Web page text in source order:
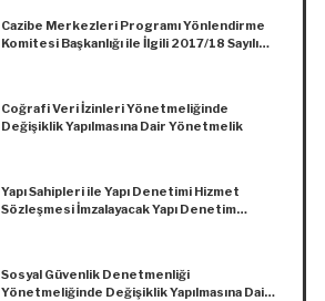
Cazibe Merkezleri Programı Yönlendirme
Komitesi Başkanlığı ile İlgili 2017/18 Sayılı
Coğrafi Veri İzinleri Yönetmeliğinde
Değişiklik Yapılmasına Dair Yönetmelik
Yapı Sahipleri ile Yapı Denetimi Hizmet
Sözleşmesi İmzalayacak Yapı Denetim
Tebliğ
Sosyal Güvenlik Denetmenliği
Yönetmeliğinde Değişiklik Yapılmasına Dair